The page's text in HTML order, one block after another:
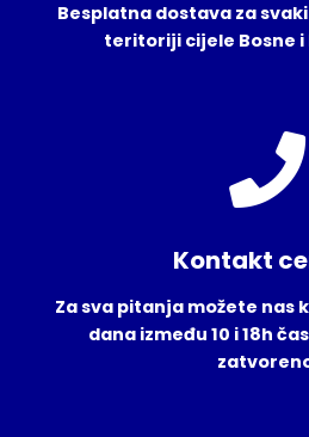
Besplatna dostava za
teritoriji cijele Bosne i
Kontakt
Za sva pitanja možete nas
dana između 10 i 18h